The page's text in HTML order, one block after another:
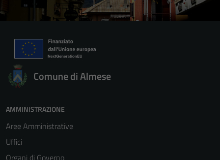
Comune di Almese
AMMINISTRAZIONE
Aree Amministrative
Uffici
Organi di Governo
essere
disabilitati.